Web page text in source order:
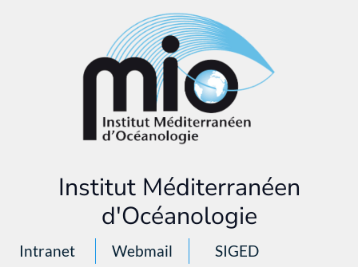
Institut Méditerranéen
d'Océanologie
Intranet Webmail SIGED